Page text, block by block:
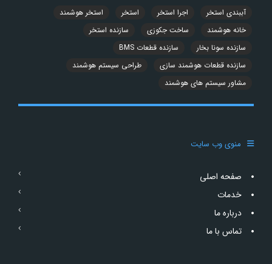
آببندی استخر اجرا استخر استخر
استخر هوشمند
خانه هوشمند
ساخت جکوزی
سازنده استخر
سازنده سونا بخار
سازنده قطعات BMS
سازنده قطعات هوشمند سازی
طراحی سیستم هوشمند
مشاور سیستم های هوشمند
منوی وب سایت
صفحه اصلی
خدمات
درباره ما
تماس با ما